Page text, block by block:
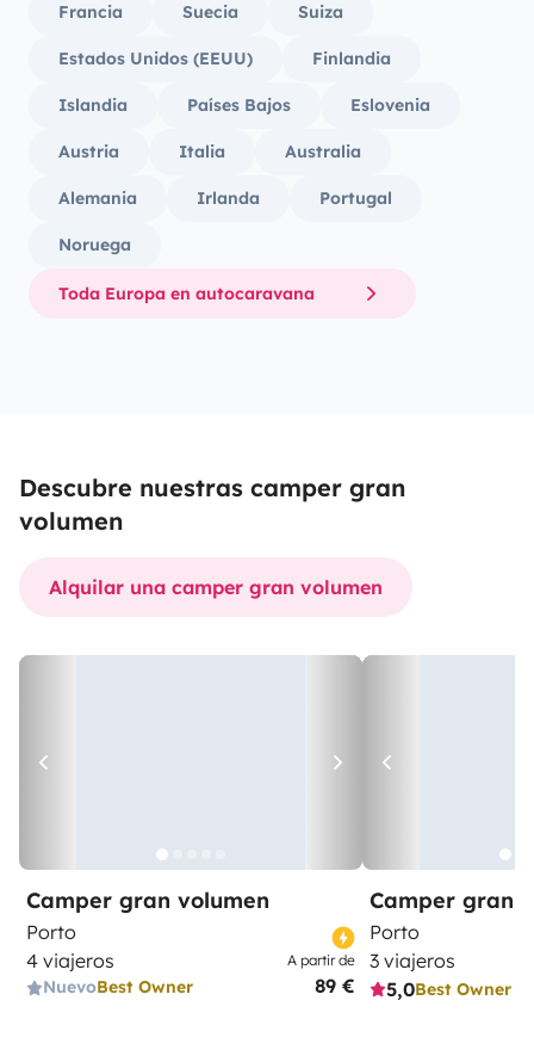
Francia Suecia Suiza
Estados Unidos (EEUU) Finlandia
Islandia Países Bajos Eslovenia
Austria Italia Australia
Alemania Irlanda Portugal
Noruega
Toda Europa en autocaravana
Descubre nuestras camper gran
volumen
Alquilar una camper gran volumen
Camper gran volumen
Porto
4 viajeros
NuevoBest Owner
A partir de
89 €
Camper gran
Porto
3 viajeros
5,0Best Owner